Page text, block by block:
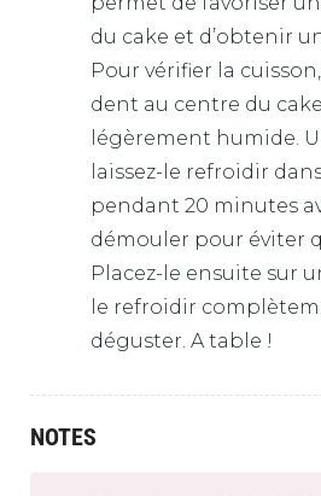
du cake et d’obtenir
Pour vérifier la
dent au centre du
légèrement humide.
laissez-le refroidir
pendant 20 minutes
démouler pour éviter
Placez-le ensuite sur
le refroidir
déguster. A table !
NOTES